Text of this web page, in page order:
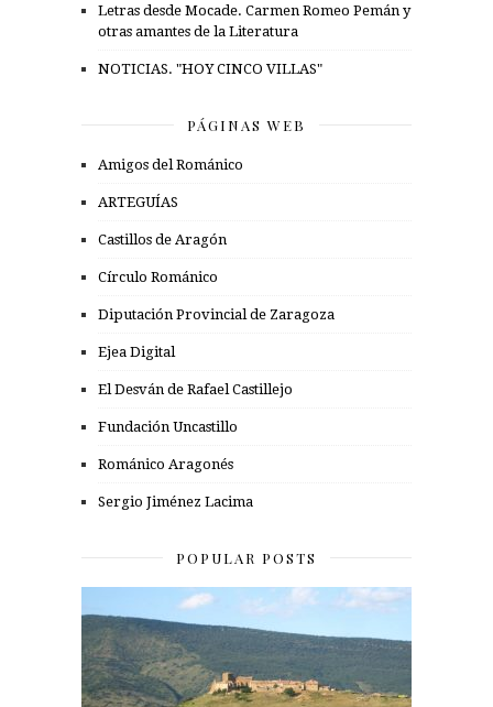
Letras desde Mocade. Carmen Romeo Pemán y
otras amantes de la Literatura
NOTICIAS. "HOY CINCO VILLAS"
PÁGINAS WEB
Amigos del Románico
ARTEGUÍAS
Castillos de Aragón
Círculo Románico
Diputación Provincial de Zaragoza
Ejea Digital
El Desván de Rafael Castillejo
Fundación Uncastillo
Románico Aragonés
Sergio Jiménez Lacima
POPULAR POSTS